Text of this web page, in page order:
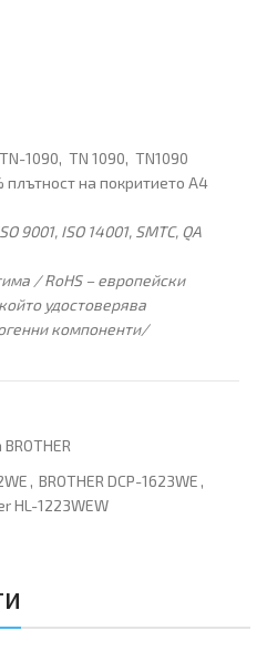
1090, TN 1090, TN1090
плътност на покритието А4
9001, ISO 14001, SMTC, QA
/ RoHS – европейски
удостоверява
компоненти/
, BROTHER DCP-1623WE ,
HL-1223WEW